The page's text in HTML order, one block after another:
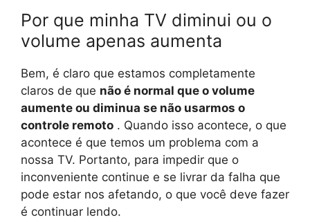
Por que minha TV diminui ou o
volume apenas aumenta
Bem, é claro que estamos completamente
claros de que não é normal que o volume
aumente ou diminua se não usarmos o
controle remoto . Quando isso acontece, o que
acontece é que temos um problema com a
nossa TV. Portanto, para impedir que o
inconveniente continue e se livrar da falha que
pode estar nos afetando, o que você deve fazer
é continuar lendo.